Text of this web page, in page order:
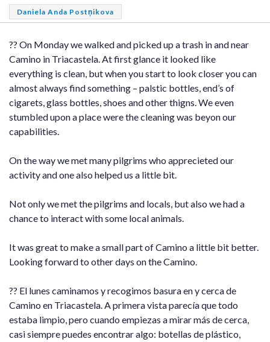
Daniela Anda Postņikova
?? On Monday we walked and picked up a trash in and near
Camino in Triacastela. At first glance it looked like
everything is clean, but when you start to look closer you can
almost always find something – palstic bottles, end’s of
cigarets, glass bottles, shoes and other thigns. We even
stumbled upon a place were the cleaning was beyon our
capabilities.
On the way we met many pilgrims who apprecieted our
activity and one also helped us a little bit.
Not only we met the pilgrims and locals, but also we had a
chance to interact with some local animals.
It was great to make a small part of Camino a little bit better.
Looking forward to other days on the Camino.
?? El lunes caminamos y recogimos basura en y cerca de
Camino en Triacastela. A primera vista parecía que todo
estaba limpio, pero cuando empiezas a mirar más de cerca,
casi siempre puedes encontrar algo: botellas de plástico,